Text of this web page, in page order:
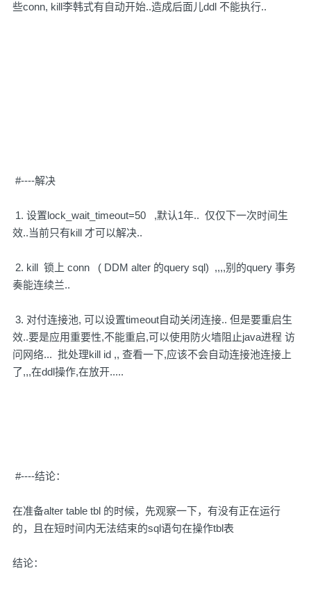
些conn, kill李韩式有自动开始..造成后面儿ddl 不能执行..
#----解决
1. 设置lock_wait_timeout=50 ,默认1年.. 仅仅下一次时间生
效..当前只有kill 才可以解决..
2. kill 锁上 conn ( DDM alter 的query sql) ,,,,别的query 事务
奏能连续兰..
3. 对付连接池, 可以设置timeout自动关闭连接.. 但是要重启生
效..要是应用重要性,不能重启,可以使用防火墙阻止java进程 访
问网络... 批处理kill id ,, 查看一下,应该不会自动连接池连接上
了,,,在ddl操作,在放开.....
#----结论：
在准备alter table tbl 的时候，先观察一下，有没有正在运行
的，且在短时间内无法结束的sql语句在操作tbl表
结论：